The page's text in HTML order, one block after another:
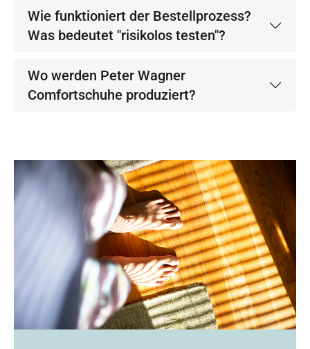
Wie funktioniert der Bestellprozess?
Was bedeutet "risikolos testen"?
Wo werden Peter Wagner
Comfortschuhe produziert?